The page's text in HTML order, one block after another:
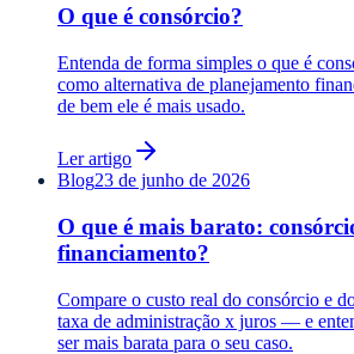
O que é consórcio?
Entenda de forma simples o que é
como alternativa de planejamento
de bem ele é mais usado.
Ler artigo
Blog23 de junho de 2026
O que é mais barato:
financiamento?
Compare o custo real do consórcio e
taxa de administração x juros — e
ser mais barata para o seu caso.